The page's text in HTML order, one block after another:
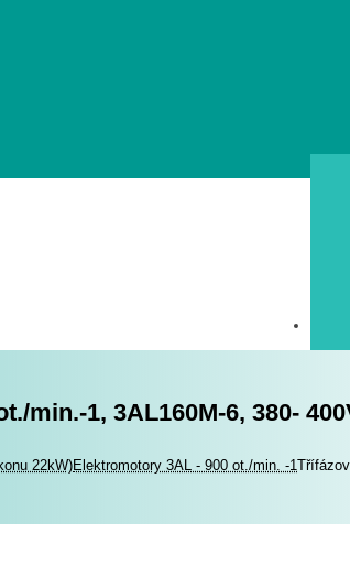
min.-1, 3AL160M-6, 380-
22kW)Elektromotory 3AL - 900 ot./min. -1